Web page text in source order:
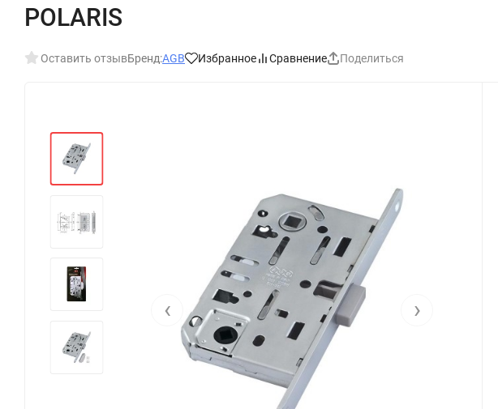
POLARIS
Оставить отзывБренд:AGB Избранное Сравнение Поделиться
‹ ›